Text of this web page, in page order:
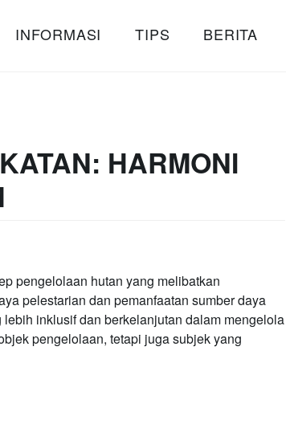
INFORMASI TIPS BERITA
HARMONI
pengelolaan hutan yang melibatkan
pelestarian dan pemanfaatan sumber daya
inklusif dan berkelanjutan dalam mengelola
pengelolaan, tetapi juga subjek yang